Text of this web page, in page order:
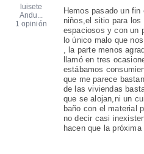
luisete
Andu...
1 opinión
Hemos pasado un
niños,el sitio para
espaciosos y con un
lo único malo que
, la parte menos
llamó en tres
estábamos
que me parece
de las viviendas
que se alojan,ni un
baño con el material
no decir casi
hacen que la